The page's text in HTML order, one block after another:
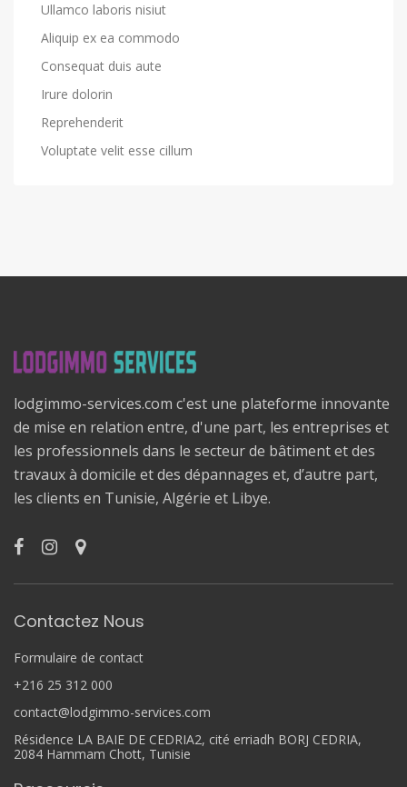
Ullamco laboris nisiut
Aliquip ex ea commodo
Consequat duis aute
Irure dolorin
Reprehenderit
Voluptate velit esse cillum
lodgimmo-services.com c'est une plateforme innovante
de mise en relation entre, d'une part, les entreprises et
les professionnels dans le secteur de bâtiment et des
travaux à domicile et des dépannages et, d’autre part,
les clients en Tunisie, Algérie et Libye.
Contactez Nous
Formulaire de contact
+216 25 312 000
contact@lodgimmo-services.com
Résidence LA BAIE DE CEDRIA2, cité erriadh BORJ CEDRIA,
2084 Hammam Chott, Tunisie